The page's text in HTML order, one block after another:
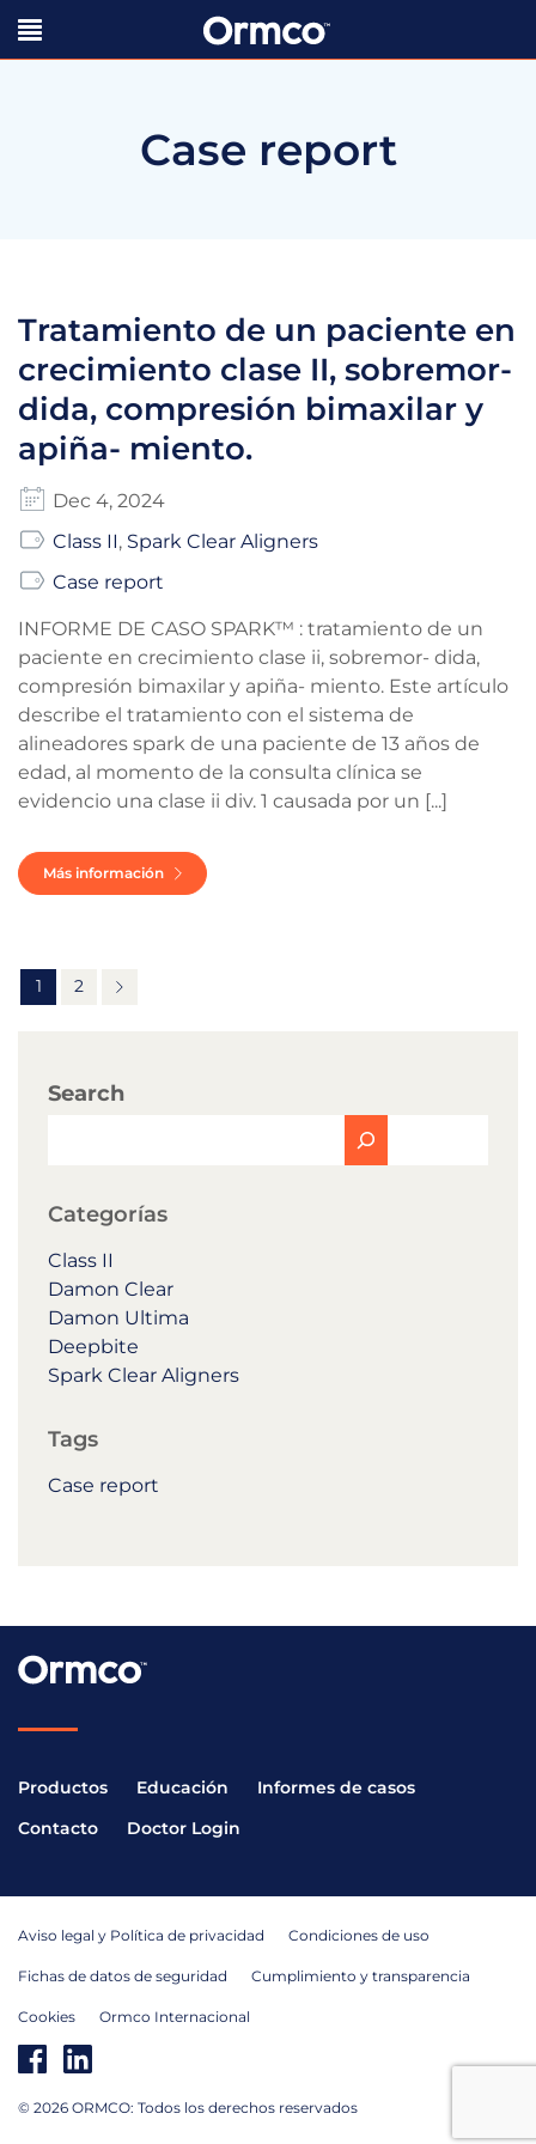
Case report
Tratamiento de un paciente en
crecimiento clase II, sobremor-
dida, compresión bimaxilar y
apiña- miento.
Dec 4, 2024
Class II, Spark Clear Aligners
Case report
INFORME DE CASO SPARK™ : tratamiento de un
paciente en crecimiento clase ii, sobremor- dida,
compresión bimaxilar y apiña- miento. Este artículo
describe el tratamiento con el sistema de
alineadores spark de una paciente de 13 años de
edad, al momento de la consulta clínica se
evidencio una clase ii div. 1 causada por un [...]
Más información
1 2
Search
Categorías
Class II
Damon Clear
Damon Ultima
Deepbite
Spark Clear Aligners
Tags
Case report
Productos Educación
Informes de casos
Contacto
Doctor Login
Aviso legal y Política de privacidad Condiciones de uso
Fichas de datos de seguridad Cumplimiento y transparencia
Cookies Ormco Internacional
© 2026 ORMCO: Todos los derechos reservados